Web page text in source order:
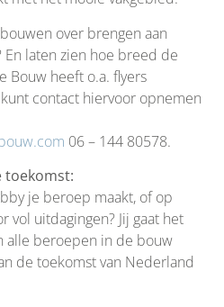
over brengen aan
En laten zien hoe breed de
Bouw heeft o.a. flyers
contact hiervoor opnemen
06 – 144 80578.
toekomst:
je beroep maakt, of op
vol uitdagingen? Jij gaat het
alle beroepen in de bouw
de toekomst van Nederland